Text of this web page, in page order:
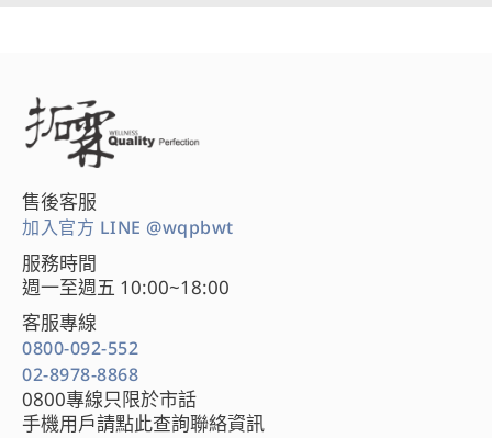
售後客服
加入官方 LINE @wqpbwt
服務時間
週一至週五 10:00~18:00
客服專線
0800-092-552
02-8978-8868
0800專線只限於市話
手機用戶請點此查詢聯絡資訊